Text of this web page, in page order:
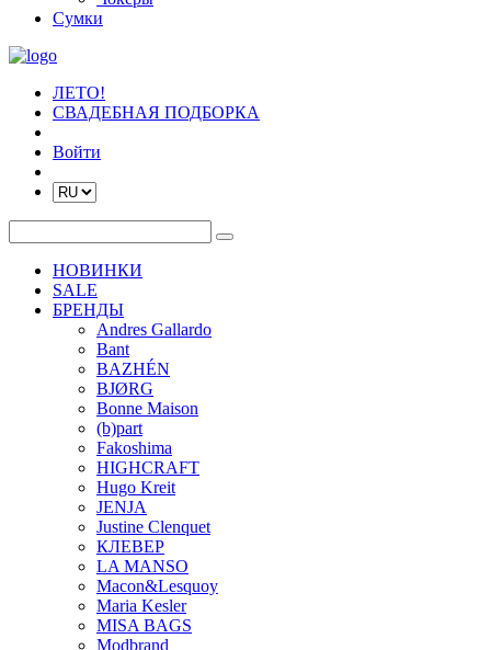
Сумки
ЛЕТО!
СВАДЕБНАЯ ПОДБОРКА
Войти
НОВИНКИ
SALE
БРЕНДЫ
Andres Gallardo
Bant
BAZHÉN
BJØRG
Bonne Maison
(b)part
Fakoshima
HIGHCRAFT
Hugo Kreit
JENJA
Justine Clenquet
КЛЕВЕР
LA MANSO
Macon&Lesquoy
Maria Kesler
MISA BAGS
Modbrand